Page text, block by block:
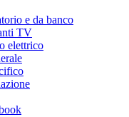
e da banco
TV
elettrico